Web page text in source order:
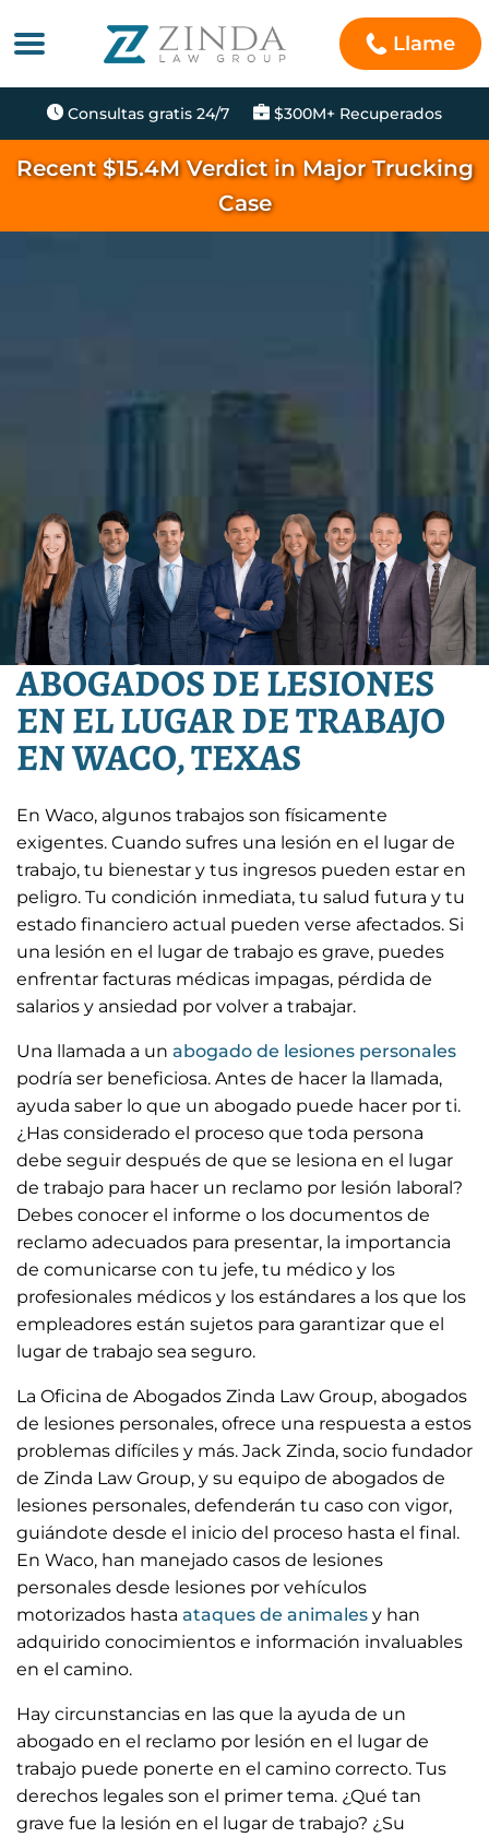
Llame
Consultas gratis 24/7 $300M+ Recuperados
Recent $15.4M Verdict in Major Trucking
Case
ABOGADOS DE LESIONES
EN EL LUGAR DE TRABAJO
EN WACO, TEXAS
En Waco, algunos trabajos son físicamente
exigentes. Cuando sufres una lesión en el lugar de
trabajo, tu bienestar y tus ingresos pueden estar en
peligro. Tu condición inmediata, tu salud futura y tu
estado financiero actual pueden verse afectados. Si
una lesión en el lugar de trabajo es grave, puedes
enfrentar facturas médicas impagas, pérdida de
salarios y ansiedad por volver a trabajar.
Una llamada a un abogado de lesiones personales
podría ser beneficiosa. Antes de hacer la llamada,
ayuda saber lo que un abogado puede hacer por ti.
¿Has considerado el proceso que toda persona
debe seguir después de que se lesiona en el lugar
de trabajo para hacer un reclamo por lesión laboral?
Debes conocer el informe o los documentos de
reclamo adecuados para presentar, la importancia
de comunicarse con tu jefe, tu médico y los
profesionales médicos y los estándares a los que los
empleadores están sujetos para garantizar que el
lugar de trabajo sea seguro.
La Oficina de Abogados Zinda Law Group, abogados
de lesiones personales, ofrece una respuesta a estos
problemas difíciles y más. Jack Zinda, socio fundador
de Zinda Law Group, y su equipo de abogados de
lesiones personales, defenderán tu caso con vigor,
guiándote desde el inicio del proceso hasta el final.
En Waco, han manejado casos de lesiones
personales desde lesiones por vehículos
motorizados hasta ataques de animales y han
adquirido conocimientos e información invaluables
en el camino.
Hay circunstancias en las que la ayuda de un
abogado en el reclamo por lesión en el lugar de
trabajo puede ponerte en el camino correcto. Tus
derechos legales son el primer tema. ¿Qué tan
grave fue la lesión en el lugar de trabajo? ¿Su